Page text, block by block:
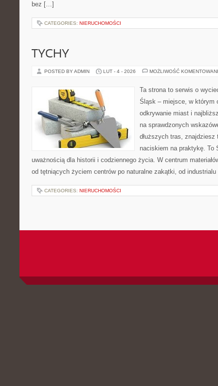
bez […]
CATEGORIES: NIERUCHOMOŚCI
TYCHY
POSTED BY ADMIN LUT - 4 - 2026 MOŻLIWOŚĆ
Ta strona to serwis o
Śląsk – miejsce, w którym
odkrywanie miast i
na sprawdzonych
dłuższych tras,
naciskiem na praktykę. To
uważnością dla historii i codziennego życia. W centrum
od tętniących życiem centrów po naturalne zakątki, od
CATEGORIES: NIERUCHOMOŚCI